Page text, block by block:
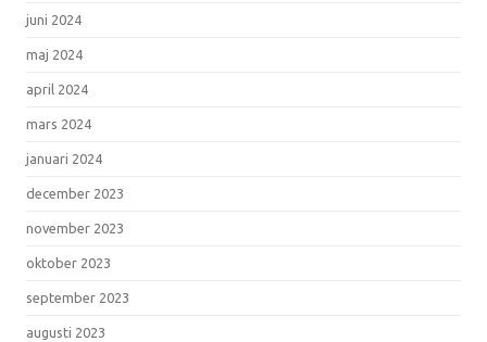
juni 2024
maj 2024
april 2024
mars 2024
januari 2024
december 2023
november 2023
oktober 2023
september 2023
augusti 2023